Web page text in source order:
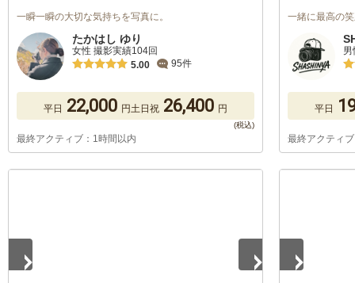
一瞬一瞬の大切な気持ちを写真に。
たかはし ゆり
女性 撮影実績104回
5.00
95件
平日 22,000 円土日祝 26,400 円
最終アクティブ：1時間以内
一緒に最高の
平日
最終アクティ